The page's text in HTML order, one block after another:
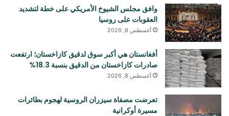
وافق مجلس الشيوخ الأمريكي على خطة لتشديد
العقوبات على روسيا
أغسطس 8, 2026
أفغانستان هي أكبر سوق لدقيق كازاخستان؛ ارتفعت
صادرات كازاخستان من الدقيق بنسبة 18.3%
أغسطس 8, 2026
تعرضت مصفاة سيزران الروسية لهجوم بطائرات
مسيرة أوكرانية